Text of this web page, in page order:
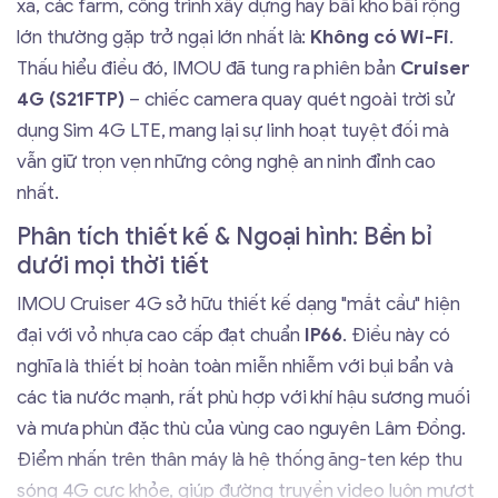
xa, các farm, công trình xây dựng hay bãi kho bãi rộng
lớn thường gặp trở ngại lớn nhất là: Không có Wi-Fi.
Thấu hiểu điều đó, IMOU đã tung ra phiên bản Cruiser
4G (S21FTP)– chiếc camera quay quét ngoài trời sử
dụng Sim 4G LTE, mang lại sự linh hoạt tuyệt đối mà
vẫn giữ trọn vẹn những công nghệ an ninh đỉnh cao
nhất.
Phân tích thiết kế & Ngoại hình: Bền bỉ
dưới mọi thời tiết
IMOU Cruiser 4G sở hữu thiết kế dạng "mắt cầu" hiện
đại với vỏ nhựa cao cấp đạt chuẩn IP66. Điều này có
nghĩa là thiết bị hoàn toàn miễn nhiễm với bụi bẩn và
các tia nước mạnh, rất phù hợp với khí hậu sương muối
và mưa phùn đặc thù của vùng cao nguyên Lâm Đồng.
Điểm nhấn trên thân máy là hệ thống ăng-ten kép thu
sóng 4G cực khỏe, giúp đường truyền video luôn mượt